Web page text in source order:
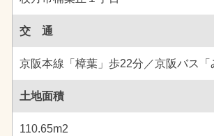
交 通
京阪本線「樟葉」歩22分／京阪バス「
土地面積
110.65m2